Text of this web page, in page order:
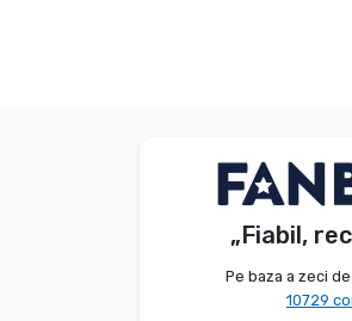
„Fiabil,
Pe baza a zeci
10729
V.
Tipuri de produse